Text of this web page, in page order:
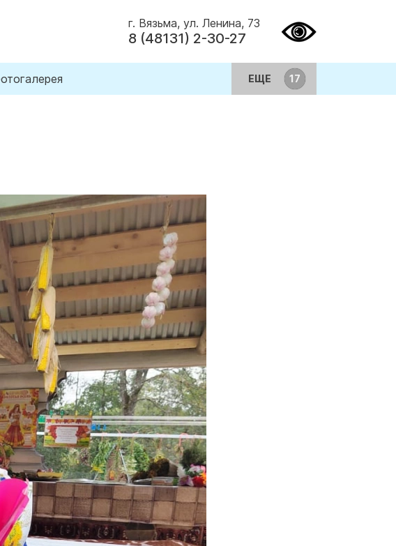
г. Вязьма, ул. Ленина, 73
8 (48131) 2-30-27
ЕЩЕ